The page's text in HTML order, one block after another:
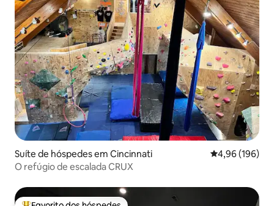
Suíte de hóspedes em Cincinnati Classificação
4,96 (196)
O refúgio de escalada CRUX